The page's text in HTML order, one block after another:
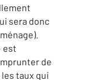
sera donc
est
de
taux qui